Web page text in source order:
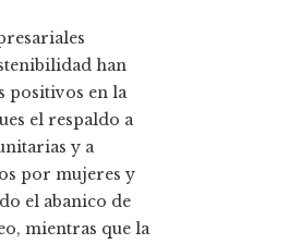
han
positivos en la
el respaldo a
y a
por mujeres y
el abanico de
mientras que la